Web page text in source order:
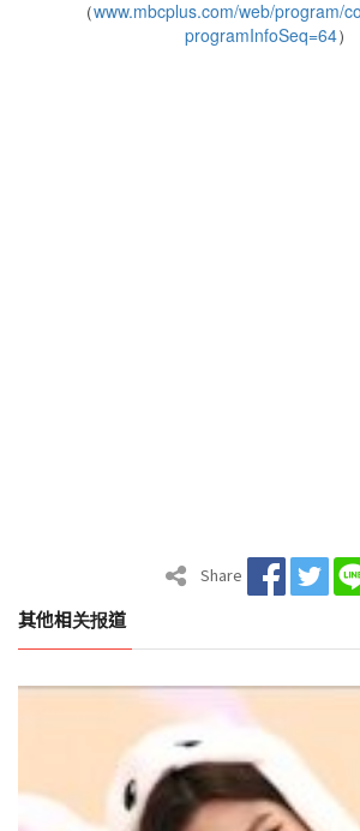
（www.mbcplus.com/web/program/
programInfoSeq=64）
Share
其他相关报道